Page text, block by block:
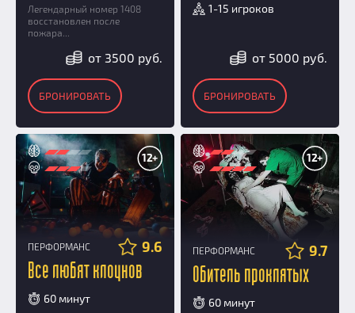
Легендарный номер 1408
восстановлен после
пожара...
от 3500 руб.
БРОНИРОВАТЬ
1-15 игроков
от 5000 руб.
БРОНИРОВАТЬ
12+
ПЕРФОРМАНС 9.6
Все любят клоунов
60 минут
12+
ПЕРФОРМАНС 9.7
Обитель проклятых
60 минут